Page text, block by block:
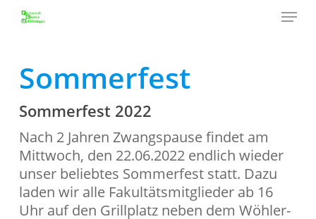
Menu
Sommerfest
Sommerfest 2022
Nach 2 Jahren Zwangspause findet am
Mittwoch, den 22.06.2022 endlich wieder
unser beliebtes Sommerfest statt. Dazu
laden wir alle Fakultätsmitglieder ab 16
Uhr auf den Grillplatz neben dem Wöhler-